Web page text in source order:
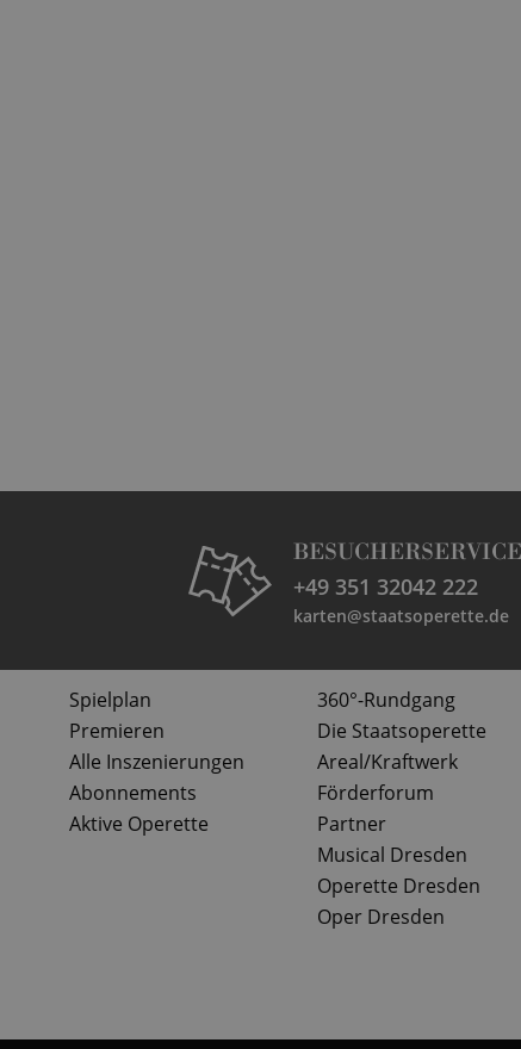
+49 351 32042 222
karten@staatsoperette.de
Spielplan
Premieren
Alle Inszenierungen
Abonnements
Aktive Operette
360°-Rundgang
Die Staatsoperette
Areal/Kraftwerk
Förderforum
Partner
Musical Dresden
Operette Dresden
Oper Dresden